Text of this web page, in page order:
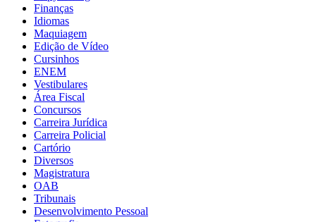
Finanças
Idiomas
Maquiagem
Edição de Vídeo
Cursinhos
ENEM
Vestibulares
Área Fiscal
Concursos
Carreira Jurídica
Carreira Policial
Cartório
Diversos
Magistratura
OAB
Tribunais
Desenvolvimento Pessoal